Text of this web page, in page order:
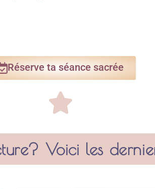
Réserve ta séance sacrée
Voici les